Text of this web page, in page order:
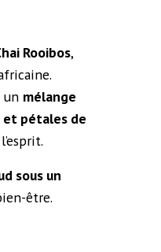
Rooibos,
un mélange
et pétales de
sous un
être.